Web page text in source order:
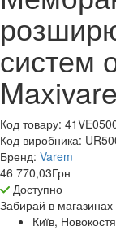
систем
Код товару:
Код виробника:
Бренд: Varem
46 770,03Грн
Доступно
Забирай в магазинах
Київ,